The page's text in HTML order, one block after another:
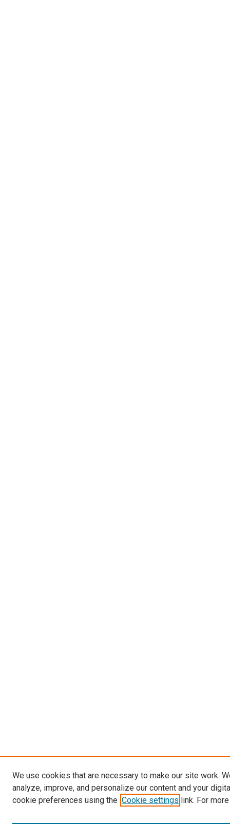
We use cookies that are necessary to make our site work.
analyze, improve, and personalize our content and your
cookie preferences using the Cookie settings link. For